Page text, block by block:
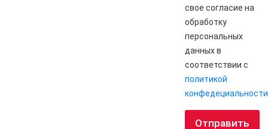
свое согласие на
обработку
персональных
данных в
соответствии с
политикой
конфедециальности
Отправить